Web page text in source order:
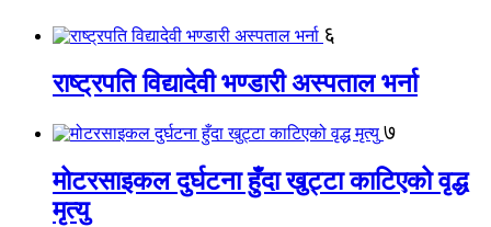
६
राष्ट्रपति विद्यादेवी भण्डारी अस्पताल भर्ना
७
मोटरसाइकल दुर्घटना हुँदा खुट्टा काटिएको वृद्ध
मृत्यु